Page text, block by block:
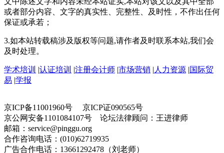
或者部分内容、文字的真实性、完整性、及时性，不作出任何
保证或承若；
3.如本站转载稿涉及版权等问题,请作者及时联系本站,我们会
及时处理。
学术培训 |认证培训 |注册会计师 |市场营销 | 人力资源 |国际贸
易 |学报
京ICP备11001960号 京ICP证090565号
京公网安备1101084107号 论坛法律顾问：王进律师
邮箱：service@pinggu.org
合作咨询电话：(010)62719935
广告合作电话：13661292478（刘老师）